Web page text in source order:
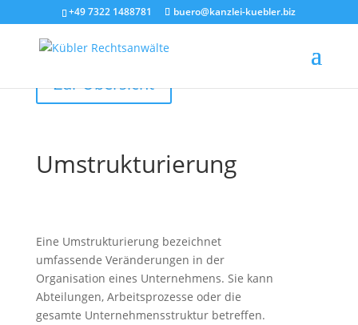
+49 7322 1488781 buero@kanzlei-kuebler.biz
Zur Übersicht
Umstrukturierung
Eine Umstrukturierung bezeichnet
umfassende Veränderungen in der
Organisation eines Unternehmens. Sie kann
Abteilungen, Arbeitsprozesse oder die
gesamte Unternehmensstruktur betreffen.